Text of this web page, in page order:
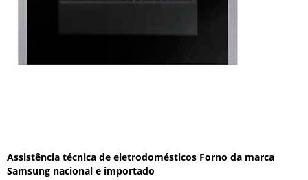
Assistência técnica de eletrodomésticos Forno da marca
Samsung nacional e importado